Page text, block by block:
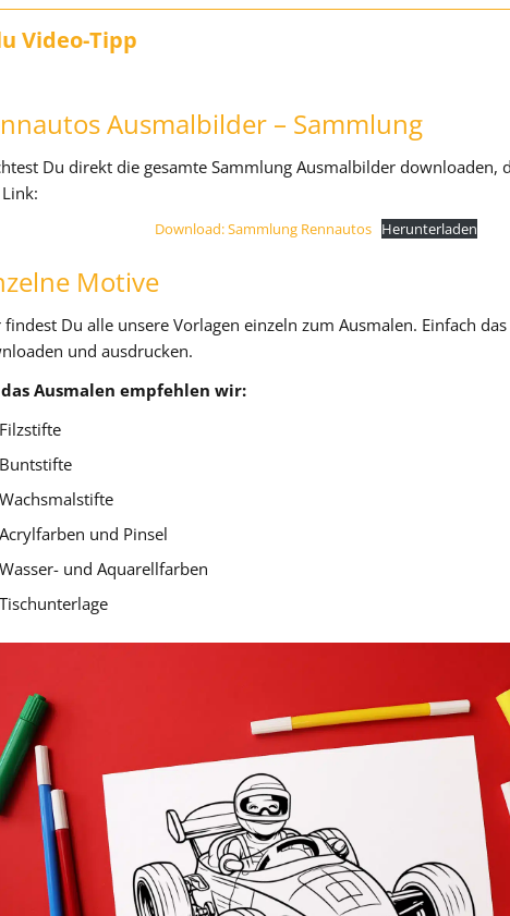
Video-Tipp
Ausmalbilder – Sammlung
Du direkt die gesamte Sammlung Ausmalbilder downloaden,
Download: Sammlung Rennautos Herunterladen
Motive
findest Du alle unsere Vorlagen einzeln zum Ausmalen. Einfach
und ausdrucken.
Ausmalen empfehlen wir:
Filzstifte
Buntstifte
Wachsmalstifte
Acrylfarben und Pinsel
Wasser- und Aquarellfarben
Tischunterlage